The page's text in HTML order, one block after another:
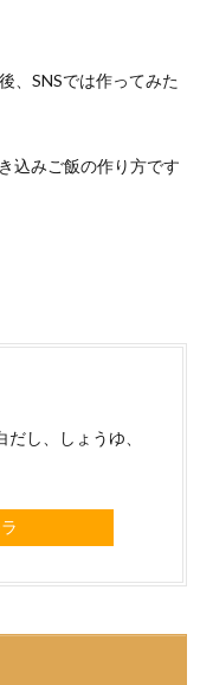
、SNSでは作ってみた
込みご飯の作り方です
し、しょうゆ、